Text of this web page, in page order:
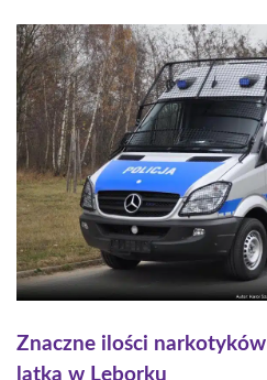
Znaczne ilości
latka w Lęborku